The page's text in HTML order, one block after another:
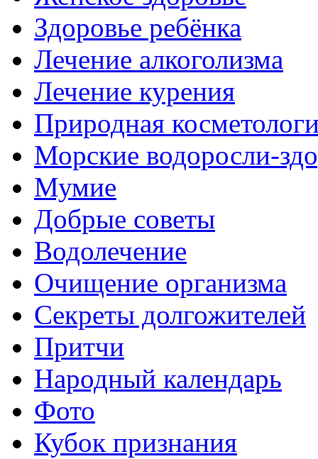
Здоровье ребёнка
Лечение алкоголизма
Лечение курения
Природная
Морские водоросли-
Мумие
Добрые советы
Водолечение
Очищение организма
Секреты долгожителей
Притчи
Народный календарь
Фото
Кубок признания